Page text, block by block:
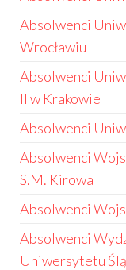
Absolwenci
Wrocławiu
Absolwenci
II w Krakowie
Absolwenci
Absolwenci
S.M. Kirowa
Absolwenci
Absolwenci
Uniwersytetu